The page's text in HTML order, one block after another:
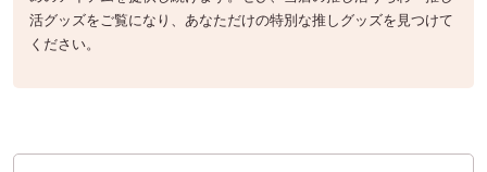
活グッズをご覧になり、あなただけの特別な推しグッズを見つけて
ください。